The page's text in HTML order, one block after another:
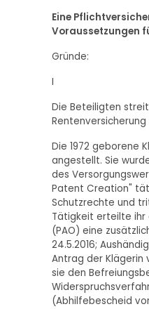
Eine
Voraussetzungen
Gründe:
I
Die Beteiligten
Die 1972 geborene
angestellt. Sie
des
Patent Creation"
Schutzrechte und
Tätigkeit erteilte ihr
(PAO) eine
24.5.2016;
Antrag der Klägerin
sie den
(Abhilfebescheid